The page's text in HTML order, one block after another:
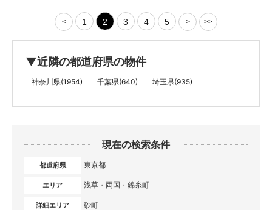
< 1 2 3 4 5 > >>
▼近隣の都道府県の物件
神奈川県(1954) 千葉県(640) 埼玉県(935)
現在の検索条件
都道府県 東京都
エリア 浅草・両国・錦糸町
詳細エリア 砂町